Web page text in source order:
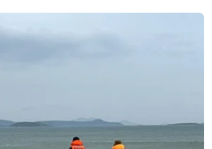
triển xanh